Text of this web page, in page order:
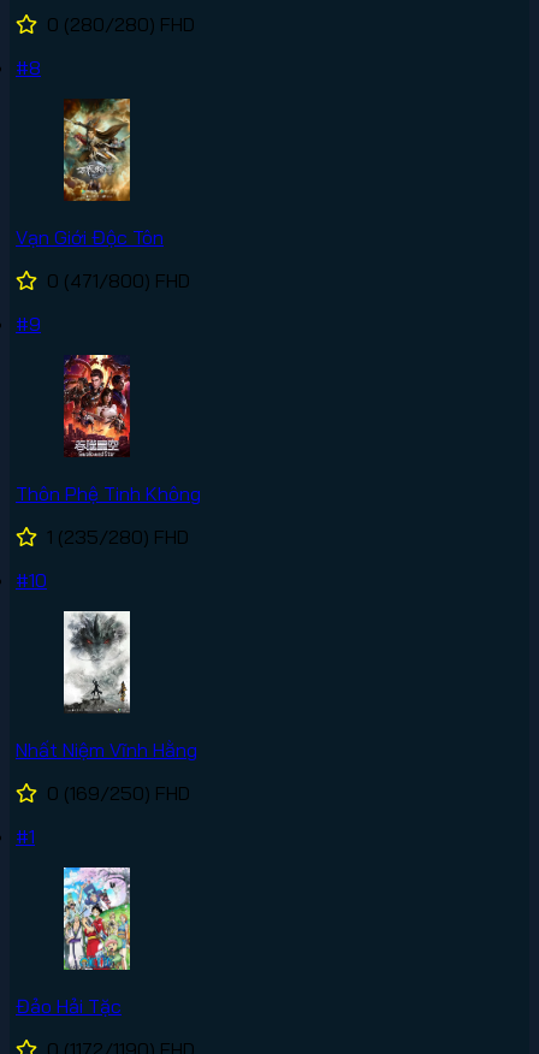
0 (280/280) FHD
#8
Vạn Giới Độc Tôn
0 (471/800) FHD
#9
Thôn Phệ Tinh Không
1 (235/280) FHD
#10
Nhất Niệm Vĩnh Hằng
0 (169/250) FHD
#1
Đảo Hải Tặc
0 (1172/1190) FHD